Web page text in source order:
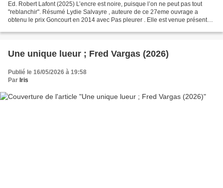
Ed. Robert Lafont (2025) L’encre est noire, puisque l’on ne peut pas tout
"reblanchir". Résumé Lydie Salvayre , auteure de ce 27eme ouvrage a
obtenu le prix Goncourt en 2014 avec Pas pleurer . Elle est venue présenter
Une unique lueur ; Fred Vargas (2026)
Publié le 16/05/2026 à 19:58
Par Iris